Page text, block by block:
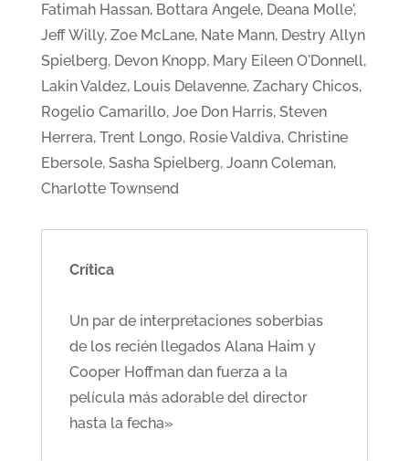
Fatimah Hassan, Bottara Angele, Deana Molle',
Jeff Willy, Zoe McLane, Nate Mann, Destry Allyn
Spielberg, Devon Knopp, Mary Eileen O'Donnell,
Lakin Valdez, Louis Delavenne, Zachary Chicos,
Rogelio Camarillo, Joe Don Harris, Steven
Herrera, Trent Longo, Rosie Valdiva, Christine
Ebersole, Sasha Spielberg, Joann Coleman,
Charlotte Townsend
Crítica
Un par de interpretaciones soberbias
de los recién llegados Alana Haim y
Cooper Hoffman dan fuerza a la
película más adorable del director
hasta la fecha»